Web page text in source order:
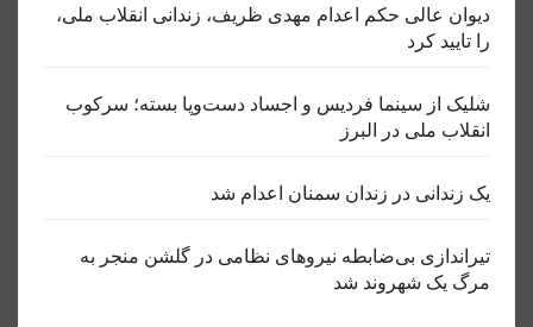
دیوان عالی حکم اعدام مهدی ظریف، زندانی انقلاب ملی،
را تایید کرد
شلیک از سینما فردیس و اجساد دست‌وپا بسته؛ سرکوب
انقلاب ملی در البرز
یک زندانی در زندان سمنان اعدام شد
تیراندازی بی‌ضابطه نیروهای نظامی در گلشن منجر به
مرگ یک شهروند شد